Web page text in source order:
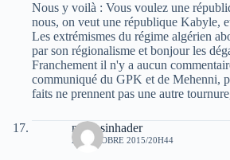
Nous y voilà : Vous voulez une
nous, on veut une république Kabyle,
Les extrémismes du régime algérien
par son régionalisme et bonjour les
Franchement il n'y a aucun
communiqué du GPK et de Mehenni,
faits ne prennent pas une autre
nadir sinhader
29 OCTOBRE 2015/20H44